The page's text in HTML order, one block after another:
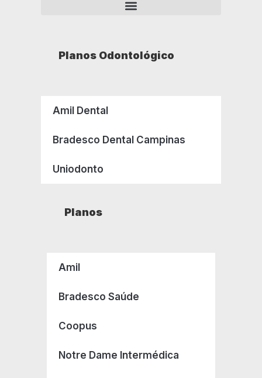
Planos Odontológico
Amil Dental
Bradesco Dental Campinas
Uniodonto
Planos
Amil
Bradesco Saúde
Coopus
Notre Dame Intermédica